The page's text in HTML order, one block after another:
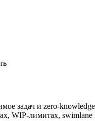
задач и zero-
WIP-лимитах,